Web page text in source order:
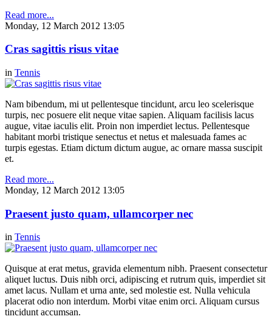
Read more...
Monday, 12 March 2012 13:05
Cras sagittis risus vitae
in Tennis
Nam bibendum, mi ut pellentesque tincidunt, arcu leo scelerisque
turpis, nec posuere elit neque vitae sapien. Aliquam facilisis lacus
augue, vitae iaculis elit. Proin non imperdiet lectus. Pellentesque
habitant morbi tristique senectus et netus et malesuada fames ac
turpis egestas. Etiam dictum dictum augue, ac ornare massa suscipit
et.
Read more...
Monday, 12 March 2012 13:05
Praesent justo quam, ullamcorper nec
in Tennis
Quisque at erat metus, gravida elementum nibh. Praesent consectetur
aliquet luctus. Duis nibh orci, adipiscing et rutrum quis, imperdiet sit
amet lacus. Nullam et urna ante, sed molestie est. Nulla vehicula
placerat odio non interdum. Morbi vitae enim orci. Aliquam cursus
tincidunt accumsan.